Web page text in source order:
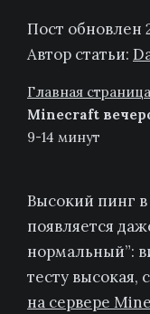
Пост обновлен
Автор статьи:
Главная страница
Minecraft
9-14 минут
Высокий пинг
появляется
нормальный”:
тесту высокая,
на сервере